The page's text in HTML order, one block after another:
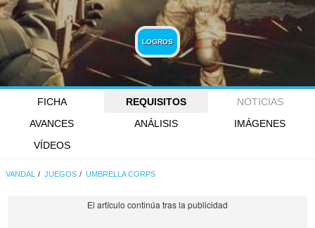
LOGROS
FICHA REQUISITOS
NOTICIAS
AVANCES
ANÁLISIS
IMÁGENES
VÍDEOS
VANDAL JUEGOS UMBRELLA CORPS